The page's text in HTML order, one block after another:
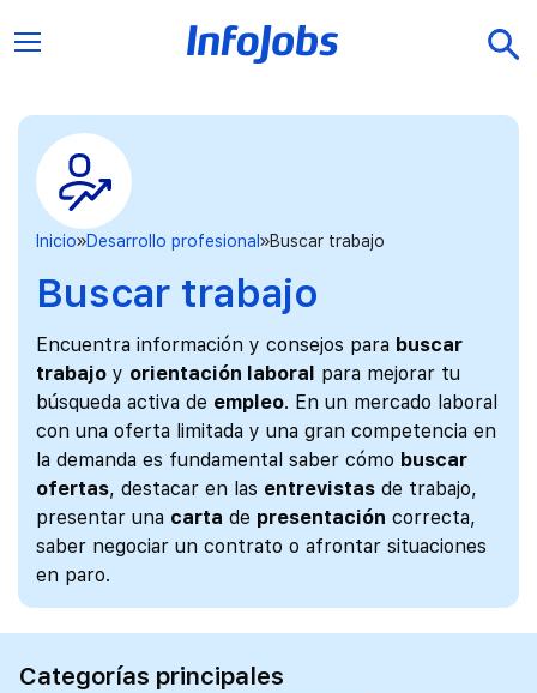
Inicio Desarrollo profesional Buscar trabajo
Buscar trabajo
Encuentra información y consejos para buscar
trabajo y orientación laboral para mejorar tu
búsqueda activa de empleo. En un mercado laboral
con una oferta limitada y una gran competencia en
la demanda es fundamental saber cómo buscar
ofertas, destacar en las entrevistas de trabajo,
presentar una carta de presentación correcta,
saber negociar un contrato o afrontar situaciones
en paro.
Categorías principales